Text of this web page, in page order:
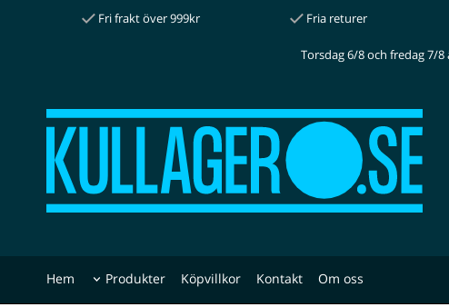
Fri frakt över 999kr Fria returer
Torsdag 6/8 och fredag 7/
Hem Produkter Köpvillkor Kontakt Om oss